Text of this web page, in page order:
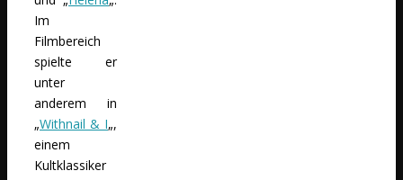
Im
Filmbereich
spielte er
unter
anderem in
„Withnail & I„,
einem
Kultklassiker